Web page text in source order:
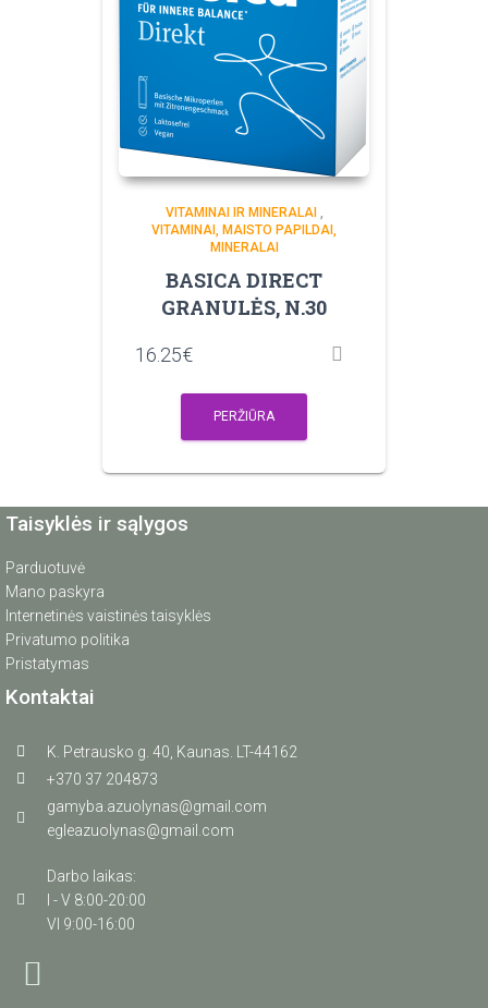
VITAMINAI IR MINERALAI ,
VITAMINAI, MAISTO PAPILDAI,
MINERALAI
BASICA DIRECT
GRANULĖS, N.30
16.25€
PERŽIŪRA
Taisyklės ir sąlygos
Parduotuvė
Mano paskyra
Internetinės vaistinės taisyklės
Privatumo politika
Pristatymas
Kontaktai
K. Petrausko g. 40, Kaunas. LT-44162
+370 37 204873
gamyba.azuolynas@gmail.com
egleazuolynas@gmail.com
Darbo laikas:
I - V 8:00-20:00
VI 9:00-16:00